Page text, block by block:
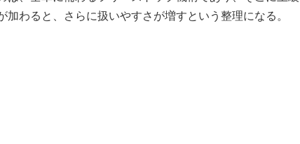
加わると、さらに扱いやすさが増すという整理になる。